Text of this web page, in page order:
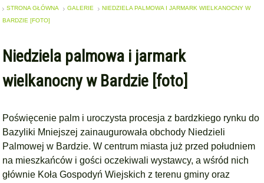
STRONA GŁÓWNA GALERIE
NIEDZIELA PALMOWA I JARMARK WIELKANOCNY W
BARDZIE [FOTO]
Niedziela palmowa i jarmark
wielkanocny w Bardzie [foto]
Poświęcenie palm i uroczysta procesja z bardzkiego rynku do
Bazyliki Mniejszej zainaugurowała obchody Niedzieli
Palmowej w Bardzie. W centrum miasta już przed południem
na mieszkańców i gości oczekiwali wystawcy, a wśród nich
głównie Koła Gospodyń Wiejskich z terenu gminy oraz